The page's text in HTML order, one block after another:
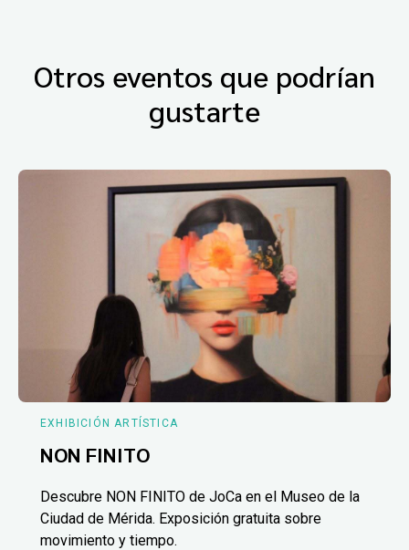
Otros eventos que podrían
gustarte
EXHIBICIÓN ARTÍSTICA
NON FINITO
Descubre NON FINITO de JoCa en el Museo de la
Ciudad de Mérida. Exposición gratuita sobre
movimiento y tiempo.